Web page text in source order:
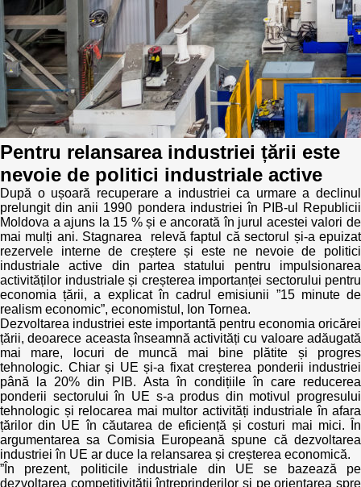
Reports
Projects in progres
Implemented projects
Procedures manual
Notes & positions
Institutional Charter IDIS
Announcements
IDIS International Advisory Board
Best parctices
Governance transparency
Sociometric Laboratory
People Watch
National Business Agenda
Democratic process
15 minutes of economic realism
Hybrid power
EU-STRAT bulletin
Transparency of state – owned enterprises
The best and the worst local policies in Moldova
Democracy, independence and transparency of key
public institutions in Moldova
Pentru relansarea industriei țării este
nevoie de politici industriale active
După o ușoară recuperare a industriei ca urmare a declinul
prelungit din anii 1990 pondera industriei în PIB-ul Republicii
Moldova a ajuns la 15 % și e ancorată în jurul acestei valori de
mai mulți ani. Stagnarea relevă faptul că sectorul și-a epuizat
rezervele interne de creștere și este ne nevoie de politici
industriale active din partea statului pentru impulsionarea
activităților industriale și creșterea importanței sectorului pentru
economia țării, a explicat în cadrul emisiunii ”15 minute de
realism economic”, economistul, Ion Tornea.
Dezvoltarea industriei este importantă pentru economia oricărei
țării, deoarece aceasta înseamnă activități cu valoare adăugată
mai mare, locuri de muncă mai bine plătite și progres
tehnologic. Chiar și UE și-a fixat creșterea ponderii industriei
până la 20% din PIB. Asta în condițiile în care reducerea
ponderii sectorului în UE s-a produs din motivul progresului
tehnologic și relocarea mai multor activități industriale în afara
țărilor din UE în căutarea de eficiență și costuri mai mici. În
argumentarea sa Comisia Europeană spune că dezvoltarea
industriei în UE ar duce la relansarea și creșterea economică.
”În prezent, politicile industriale din UE se bazează pe
dezvoltarea competitivității întreprinderilor și pe orientarea spre